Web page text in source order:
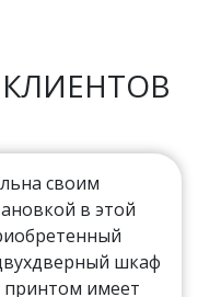
своим
в этой
шкаф
принтом имеет